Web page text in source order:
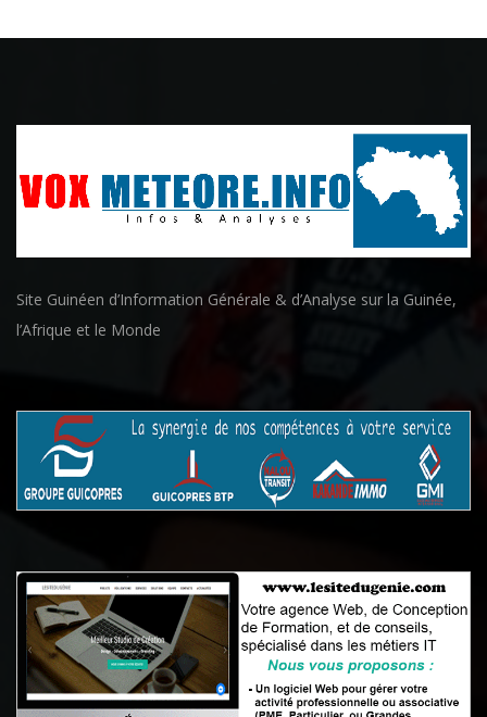
Site Guinéen d’Information Générale & d’Analyse sur la Guinée,
l’Afrique et le Monde